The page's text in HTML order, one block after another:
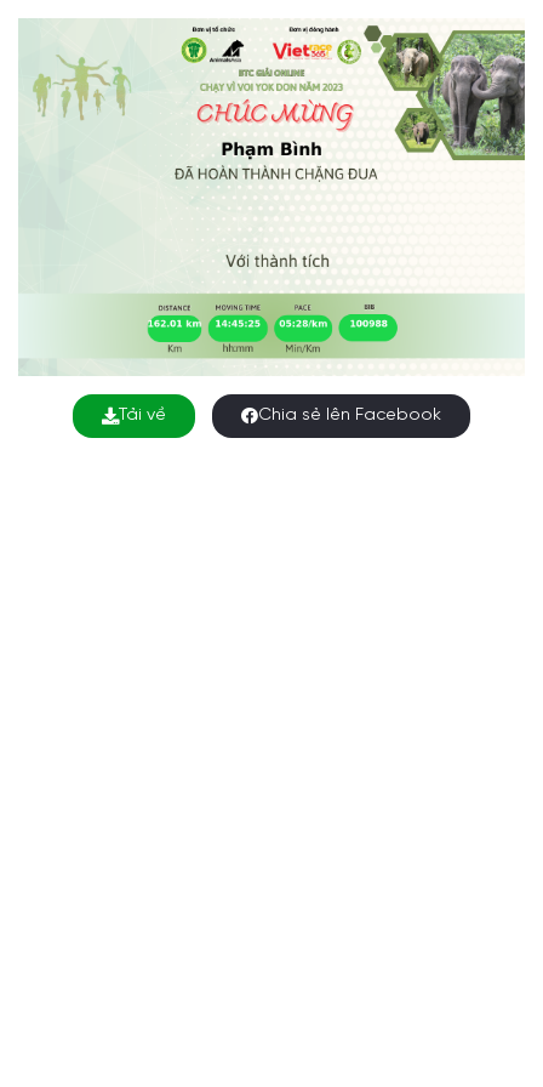
Tải về Chia sẻ lên Facebook